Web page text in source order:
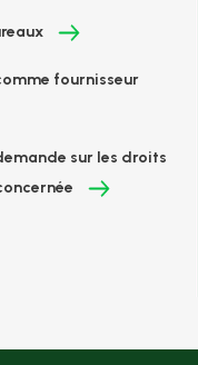
fournisseur
sur les droits